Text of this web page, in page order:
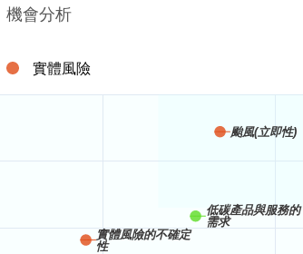
機會分析
低碳產品與服務的
需求
實體風險的不確定
性
颱風(立即性)
實體風險